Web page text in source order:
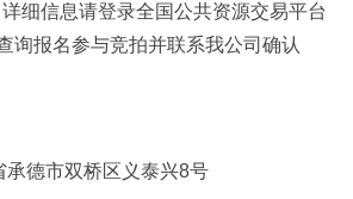
细信息请登录全国公共资源交易平台
询报名参与竞拍并联系我公司确认
承德市双桥区义泰兴8号